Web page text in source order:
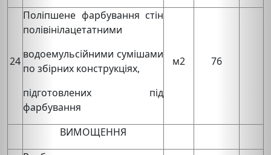
24
Поліпшене фарбування стін
полівінілацетатними
водоемульсійними сумішами
по збірних конструкціях,
підготовлених під
фарбування
м2 76
ВИМОЩЕННЯ